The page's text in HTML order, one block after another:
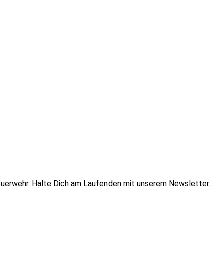
Halte Dich am Laufenden mit unserem Newsletter.